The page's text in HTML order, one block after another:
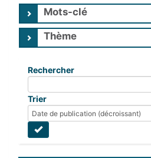
Mots-clé
Thème
Rechercher
Trier